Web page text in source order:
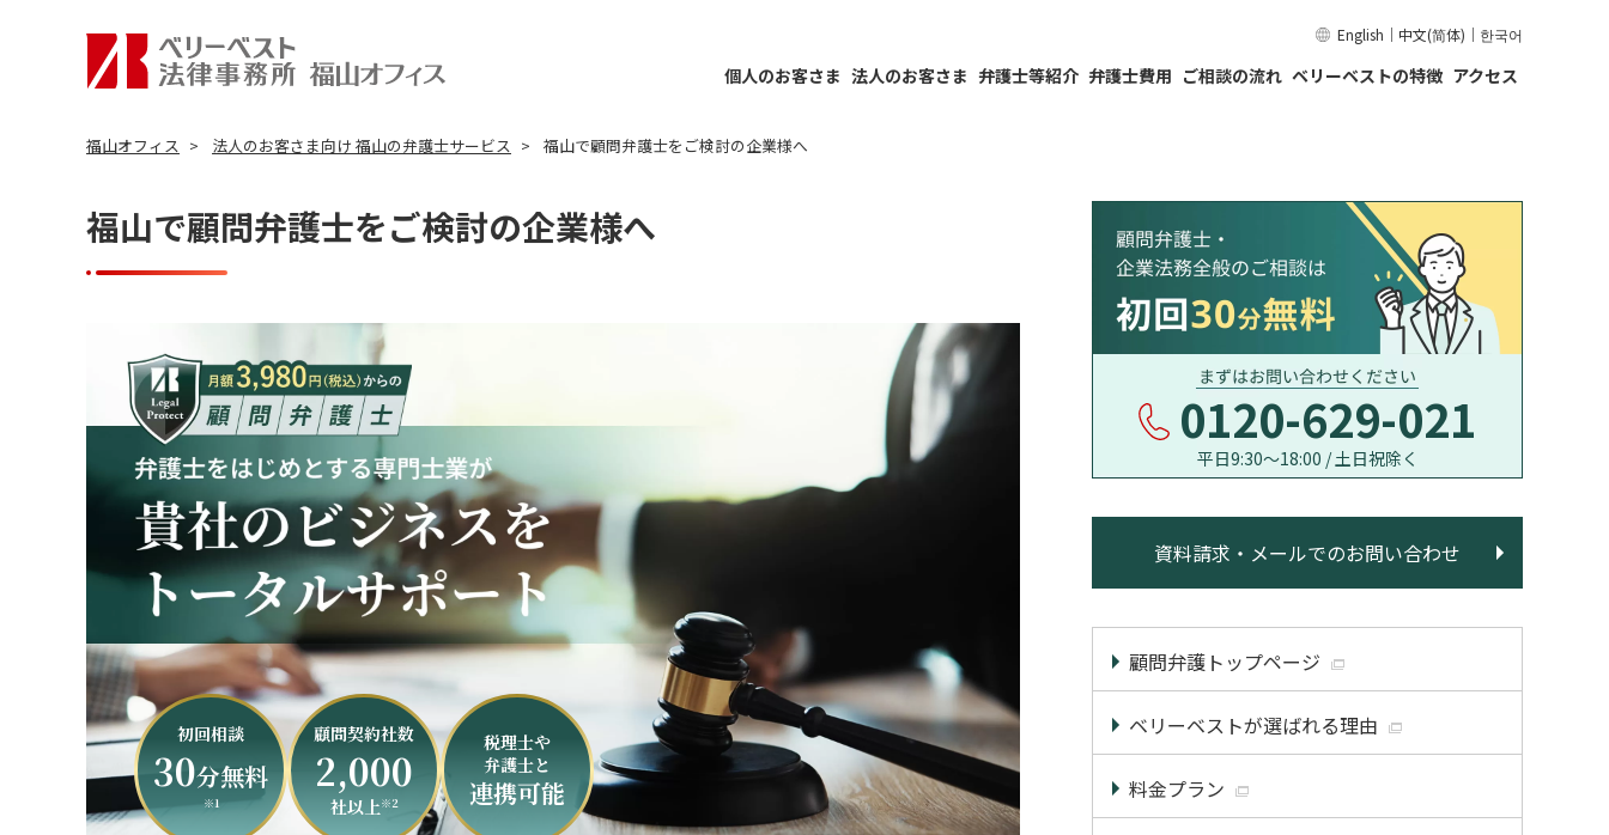
English ｜ 中文(简体) ｜ 한국어
個人のお客さま 法人のお客さま 弁護士等紹介 弁護士費用 ご相談の流れ ベリーベストの特徴 アクセス
福山オフィス 法人のお客さま向け 福山の弁護士サービス 福山で顧問弁護士をご検討の企業様へ
福山で顧問弁護士をご検討の企業様へ
初回相談
30分無料
※1
顧問契約社数
2,000
社以上※2
税理士や
弁護士と
連携可能
0120-629-021
平日9:30〜18:00 / 土日祝除く
資料請求・メールでのお問い合わせ
顧問弁護トップページ
ベリーベストが選ばれる理由
料金プラン